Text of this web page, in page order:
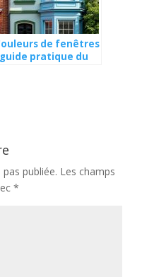
de fenêtres
pratique du
publiée. Les champs
*